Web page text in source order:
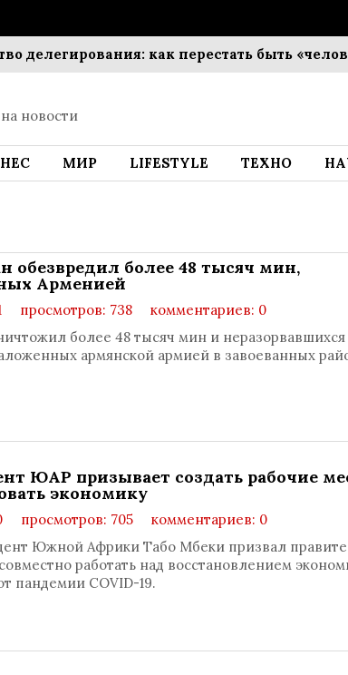
как перестать быть «человеком-
новости
МИР LIFESTYLE ТЕХНО
обезвредил более 48 тысяч мин,
Арменией
просмотров: 738
комментариев: 0
более 48 тысяч мин и неразорвавшихся
армянской армией в завоеванных
ЮАР призывает создать рабочие
экономику
просмотров: 705
комментариев: 0
Южной Африки Табо Мбеки призвал
работать над восстановлением
пандемии COVID-19.